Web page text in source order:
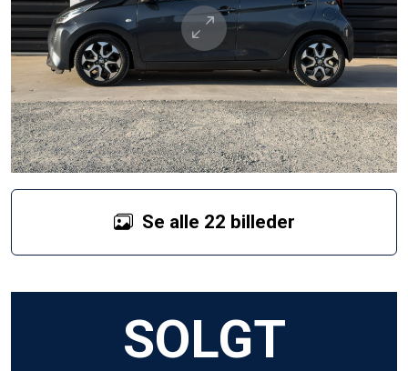
Se alle 22 billeder
SOLGT